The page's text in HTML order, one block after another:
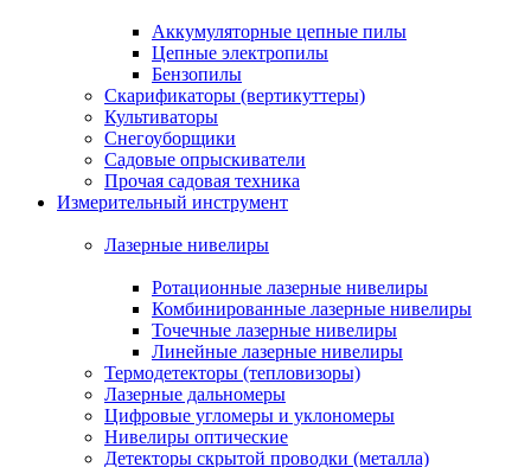
Аккумуляторные цепные пилы
Цепные электропилы
Бензопилы
Скарификаторы (вертикуттеры)
Культиваторы
Снегоуборщики
Садовые опрыскиватели
Прочая садовая техника
Измерительный инструмент
Лазерные нивелиры
Ротационные лазерные нивелиры
Комбинированные лазерные нивелиры
Точечные лазерные нивелиры
Линейные лазерные нивелиры
Термодетекторы (тепловизоры)
Лазерные дальномеры
Цифровые угломеры и уклономеры
Нивелиры оптические
Детекторы скрытой проводки (металла)